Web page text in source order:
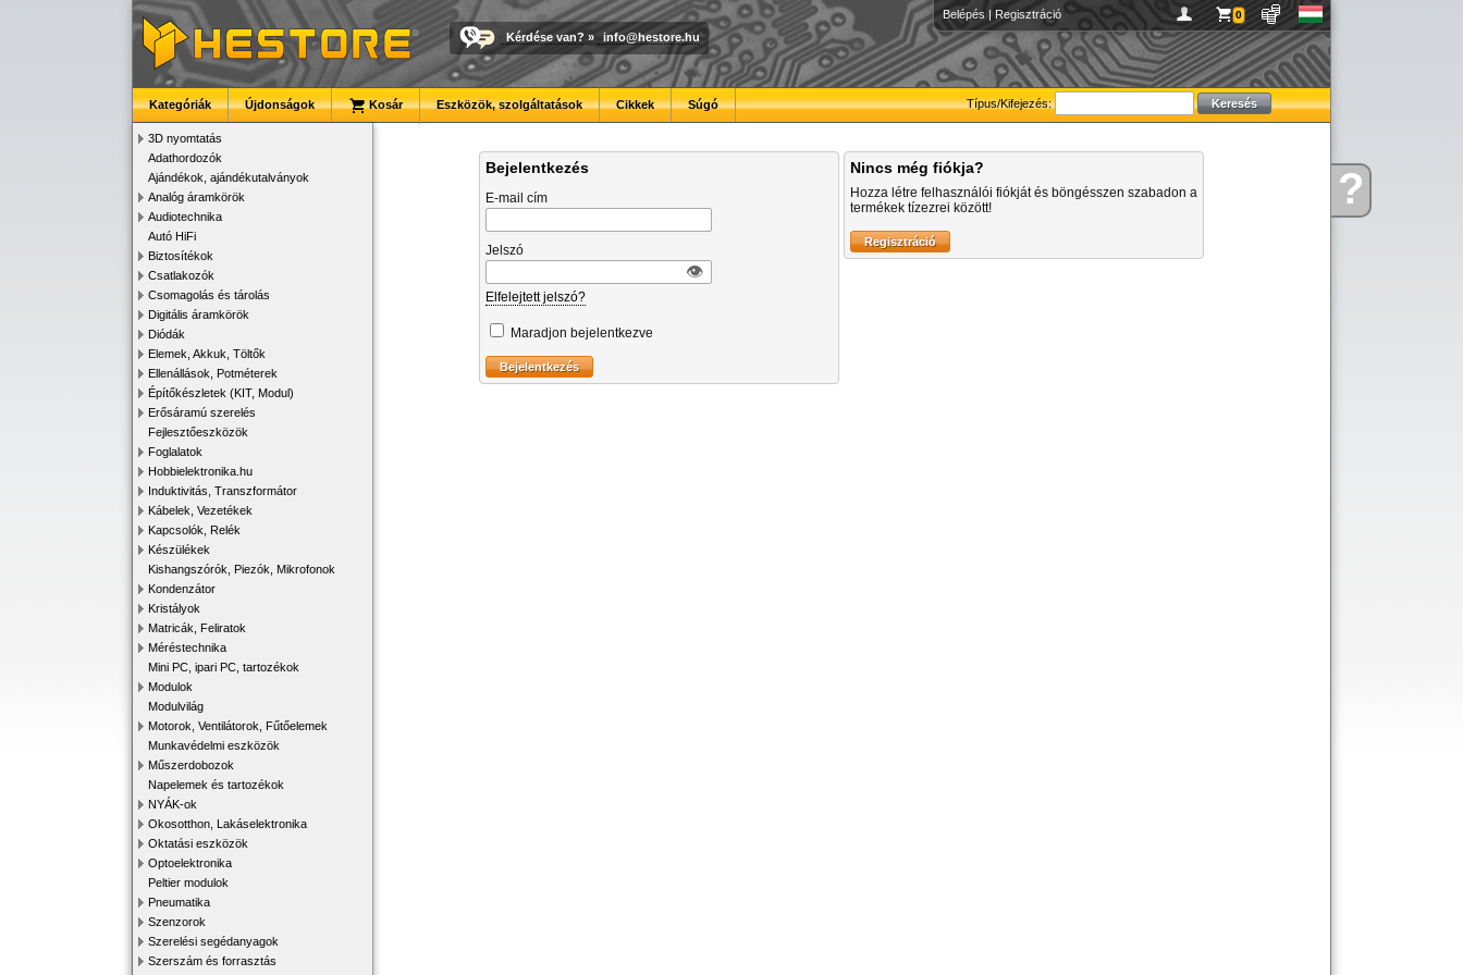
Kérdése?
Belépés | Regisztráció 0
Kérdése van? » info@hestore.hu
Típus/Kifejezés:
Kategóriák Újdonságok Kosár Eszközök, szolgáltatások Cikkek Súgó
3D nyomtatás
Adathordozók
Ajándékok, ajándékutalványok
Analóg áramkörök
Audiotechnika
Autó HiFi
Biztosítékok
Csatlakozók
Csomagolás és tárolás
Digitális áramkörök
Diódák
Elemek, Akkuk, Töltők
Ellenállások, Potméterek
Építőkészletek (KIT, Modul)
Erősáramú szerelés
Fejlesztőeszközök
Foglalatok
Hobbielektronika.hu
Induktivitás, Transzformátor
Kábelek, Vezetékek
Kapcsolók, Relék
Készülékek
Kishangszórók, Piezók, Mikrofonok
Kondenzátor
Kristályok
Matricák, Feliratok
Méréstechnika
Mini PC, ipari PC, tartozékok
Modulok
Modulvilág
Motorok, Ventilátorok, Fűtőelemek
Munkavédelmi eszközök
Műszerdobozok
Napelemek és tartozékok
NYÁK-ok
Okosotthon, Lakáselektronika
Oktatási eszközök
Optoelektronika
Peltier modulok
Pneumatika
Szenzorok
Szerelési segédanyagok
Szerszám és forrasztás
Bejelentkezés
E-mail cím
Jelszó
👁︎
Elfelejtett jelszó?
Maradjon bejelentkezve
Nincs még fiókja?
Hozza létre felhasználói fiókját és böngésszen szabadon a
termékek tízezrei között!